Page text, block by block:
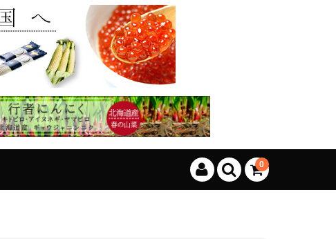
0
只今、カートに商品はございません。
(カゴの商品数:0種類、合計数:0)